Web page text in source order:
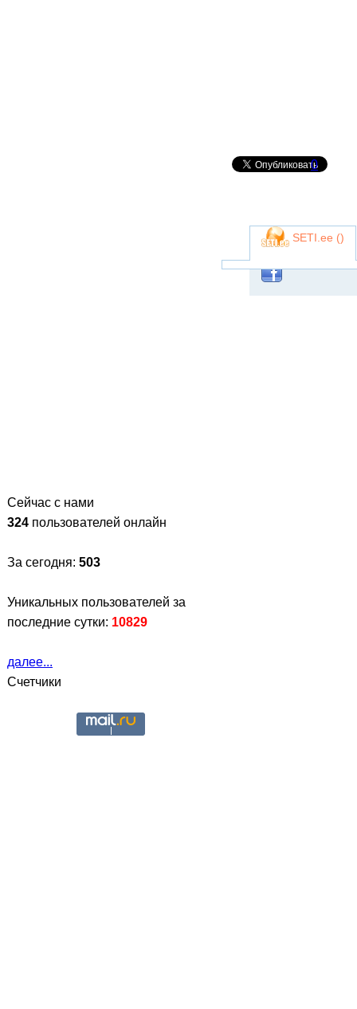
Сейчас с нами
324 пользователей онлайн
За сегодня: 503
Уникальных пользователей за
последние сутки: 10829
далее...
Счетчики
0
SETI.ee ()